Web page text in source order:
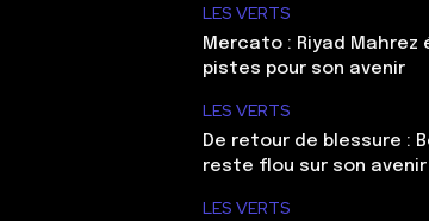
LES VERTS
Mercato : Riyad
pistes pour son avenir
LES VERTS
De retour de blessure :
reste flou sur son avenir
LES VERTS